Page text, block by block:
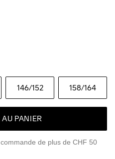
146/152 158/164
PANIER
de plus de CHF 50